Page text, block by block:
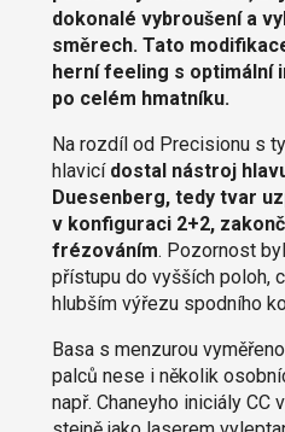
dokonalé vybroušení a
směrech. Tato
herní feeling s optimální
po celém hmatníku.
Na rozdíl od Precisionu s
hlavicí dostal nástroj
Duesenberg, tedy tvar
v konfiguraci 2+2,
frézováním. Pozornost
přístupu do vyšších poloh,
hlubším výřezu spodního
Basa s menzurou
palců nese i několik
např. Chaneyho iniciály CC